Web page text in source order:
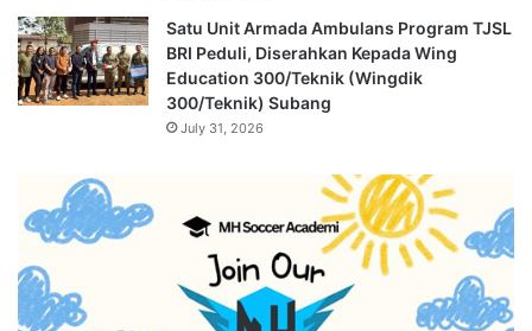
Satu Unit Armada Ambulans Program TJSL
BRI Peduli, Diserahkan Kepada Wing
Education 300/Teknik (Wingdik
300/Teknik) Subang
July 31, 2026